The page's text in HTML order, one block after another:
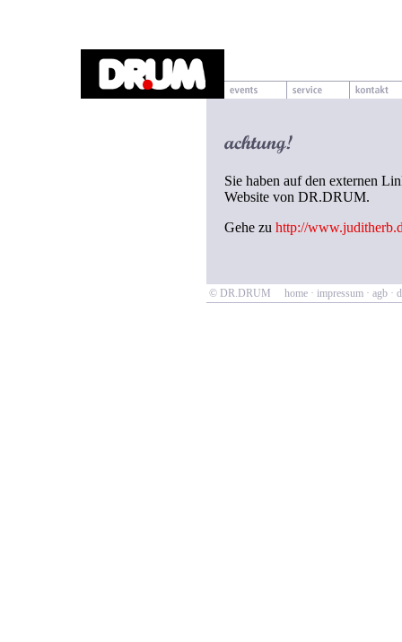
Sie haben auf den externen
Website von DR.DRUM.
Gehe zu http://
© DR.DRUM home · impressum · agb ·